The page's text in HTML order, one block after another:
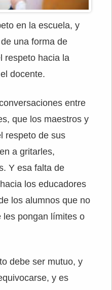
en la escuela, y
una forma de
respeto hacia la
docente.
entre
que los maestros y
respeto de sus
a gritarles,
Y esa falta de
los educadores
los alumnos que no
les pongan límites o
debe ser mutuo, y
y es